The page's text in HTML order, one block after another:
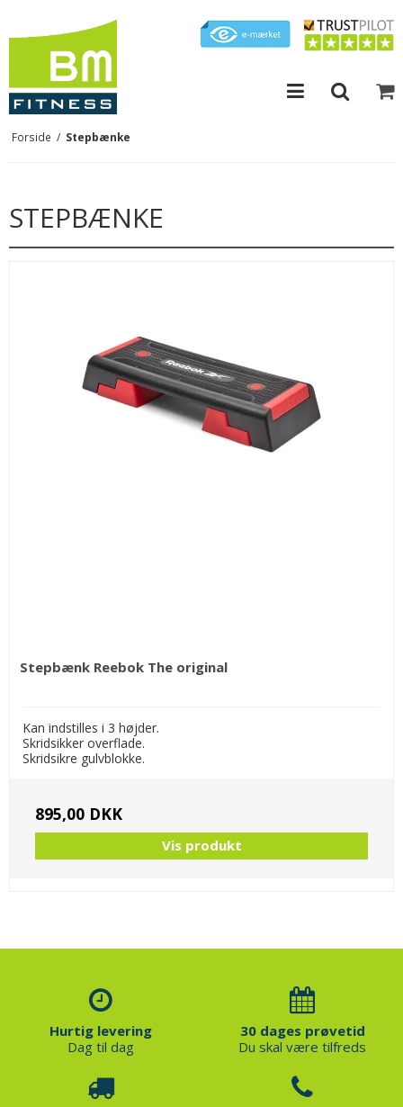
Forside / Stepbænke
STEPBÆNKE
Stepbænk Reebok The original
Kan indstilles i 3 højder.
Skridsikker overflade.
Skridsikre gulvblokke.
895,00 DKK
Vis produkt
Hurtig levering
Dag til dag
30 dages prøvetid
Du skal være tilfreds